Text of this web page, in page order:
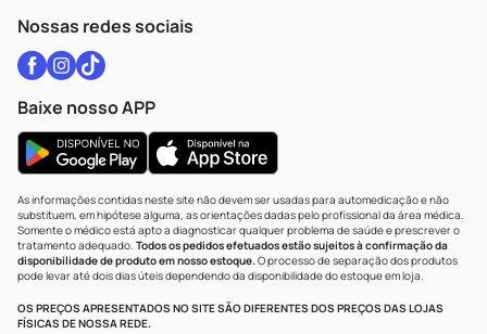
Nossas redes sociais
Baixe nosso APP
As informações contidas neste site não devem ser usadas para automedicação e não
substituem, em hipótese alguma, as orientações dadas pelo profissional da área médica.
Somente o médico está apto a diagnosticar qualquer problema de saúde e prescrever o
tratamento adequado. Todos os pedidos efetuados estão sujeitos à confirmação da
disponibilidade de produto em nosso estoque.O processo de separação dos produtos
pode levar até dois dias úteis dependendo da disponibilidade do estoque em loja.
OS PREÇOS APRESENTADOS NO SITE SÃO DIFERENTES DOS PREÇOS DAS LOJAS
FÍSICAS DE NOSSA REDE.